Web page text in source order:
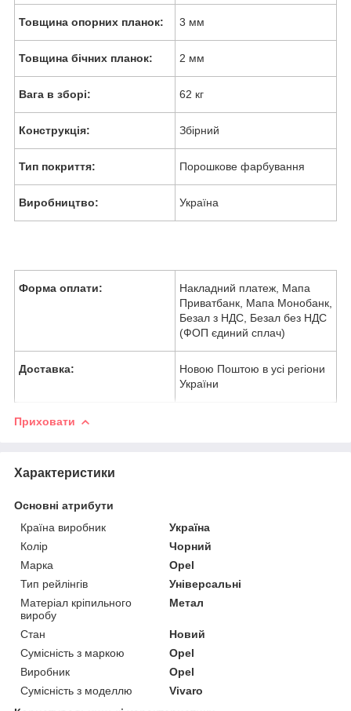
Товщина опорних планок: 3 мм
Товщина бічних планок: 2 мм
Вага в зборі: 62 кг
Конструкція: Збірний
Тип покриття: Порошкове фарбування
Виробництво: Україна
Форма оплати:
Накладний платеж, Мапа
Приватбанк, Мапа Монобанк,
Безал з НДС, Безал без НДС
(ФОП єдиний сплач)
Доставка:
Новою Поштою в усі регіони
України
Приховати
Характеристики
Основні атрибути
Країна виробник
Україна
Колір
Чорний
Марка
Opel
Тип рейлінгів
Універсальні
Матеріал кріпильного
виробу
Метал
Стан
Новий
Сумісність з маркою
Opel
Виробник
Opel
Сумісність з моделлю
Vivaro